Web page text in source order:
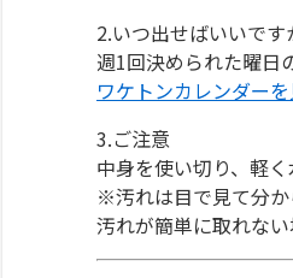
2.いつ出せばいいです
週1回決められた曜日
ワケトンカレンダー
3.ご注意
中身を使い切り、軽
※汚れは目で見て分
汚れが簡単に取れな